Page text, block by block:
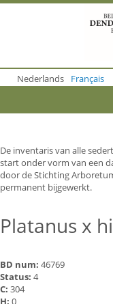
o
m
o
n
t
e
n
Nederlands Français
De inventaris van alle
start onder vorm van een
door de Stichting
permanent bijgewerkt.
Platanus x
BD num: 46769
Status: 4
C: 304
H: 0